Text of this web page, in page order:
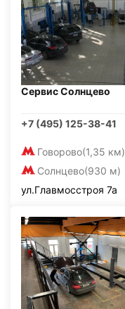
Сервис Солнцево
+7 (495) 125-38-41
Говорово(1,35 км)
Солнцево(930 м)
ул.Главмосстроя 7а